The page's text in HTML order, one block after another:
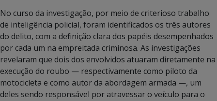
No curso da investigação, por meio de criterioso trabalho
de inteligência policial, foram identificados os três autores
do delito, com a definição clara dos papéis desempenhados
por cada um na empreitada criminosa. As investigações
revelaram que dois dos envolvidos atuaram diretamente na
execução do roubo — respectivamente como piloto da
motocicleta e como autor da abordagem armada —, um
deles sendo responsável por atravessar o veículo para o